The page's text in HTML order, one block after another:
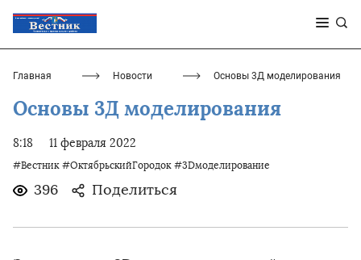
Главная Новости Основы 3Д моделирования
Основы 3Д моделирования
8:18 11 февраля 2022
#Вестник #ОктябрьскийГородок #3Dмоделирование
396 Поделиться